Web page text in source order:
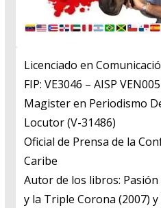
Licenciado en
FIP: VE3046 – AISP
​Magister en Periodismo
​Locutor (V-31486)
​Oficial de Prensa de la
Caribe
​Autor de los libros:
y la Triple Corona (2007)